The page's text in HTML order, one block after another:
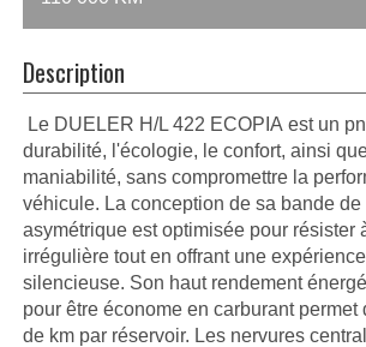
Description
Le DUELER H/L 422 ECOPIA est un
durabilité, l'écologie, le confort, ainsi
maniabilité, sans compromettre la
véhicule. La conception de sa bande de
asymétrique est optimisée pour résister
irrégulière tout en offrant une
silencieuse. Son haut rendement
pour être économe en carburant permet
de km par réservoir. Les nervures